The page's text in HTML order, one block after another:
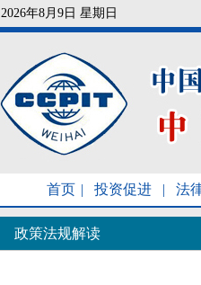
2026年8月9日 星期日
首页 | 投资促进 | 法
政策法规解读